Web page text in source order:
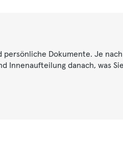
Dokumente. Je
Innenaufteilung danach, was